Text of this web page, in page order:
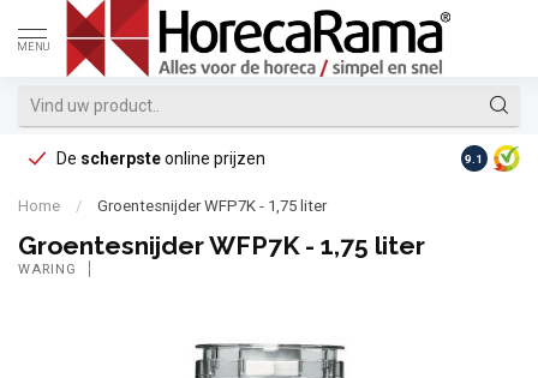
MENU
De scherpsteonline prijzen Op
9.1
Home / Groentesnijder WFP7K - 1,75 liter
Groentesnijder WFP7K - 1,75 liter
WARING